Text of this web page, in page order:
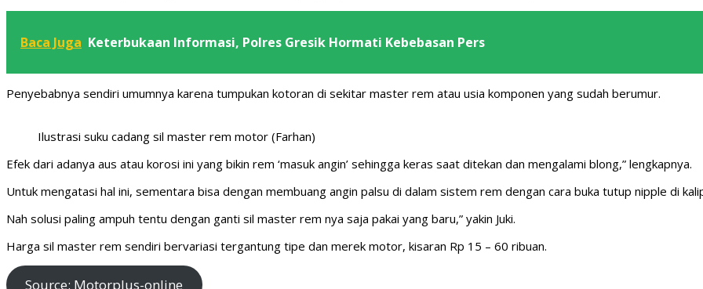
Baca Juga Keterbukaan Informasi, Polres Gresik Hormati Kebebasan Pers
Penyebabnya sendiri umumnya karena tumpukan kotoran di sekitar master rem atau usia komponen yang sudah berumur.
Ilustrasi suku cadang sil master rem motor (Farhan)
Efek dari adanya aus atau korosi ini yang bikin rem ‘masuk angin’ sehingga keras saat ditekan dan mengalami blong,” lengkapnya.
Untuk mengatasi hal ini, sementara bisa dengan membuang angin palsu di dalam sistem rem dengan cara buka tutup nipple di
Nah solusi paling ampuh tentu dengan ganti sil master rem nya saja pakai yang baru,” yakin Juki.
Harga sil master rem sendiri bervariasi tergantung tipe dan merek motor, kisaran Rp 15 – 60 ribuan.
Source: Motorplus-online